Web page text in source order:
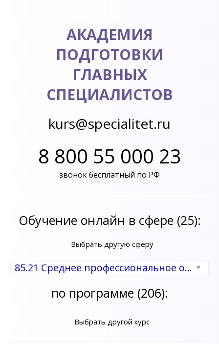
АКАДЕМИЯ
ПОДГОТОВКИ
ГЛАВНЫХ
СПЕЦИАЛИСТОВ
kurs@specialitet.ru
8 800 55 000 23
звонок бесплатный по РФ
Обучение онлайн в сфере (25):
Выбрать другую сферу
85.21 Среднее профессиональное образование
по программе (206):
Выбрать другой курс